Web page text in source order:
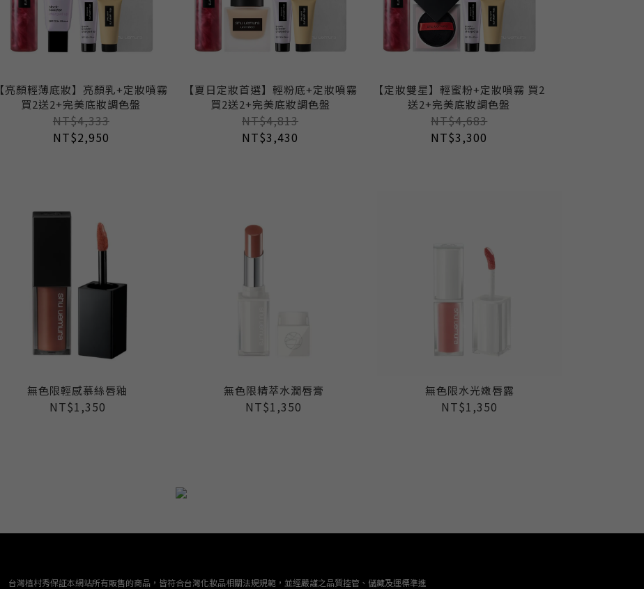
【亮顏輕薄底妝】亮顏乳+定妝噴霧
買2送2+完美底妝調色盤
NT$4,333
NT$2,950
【夏日定妝首選】輕粉底+定妝噴霧
買2送2+完美底妝調色盤
NT$4,813
NT$3,430
【定妝雙星】輕蜜粉+定妝噴霧 買2
送2+完美底妝調色盤
NT$4,683
NT$3,300
無色限輕感慕絲唇釉
NT$1,350
無色限精萃水潤唇膏
NT$1,350
無色限水光嫩唇露
NT$1,350
台灣植村秀保証本網站所有販售的商品，皆符合台灣化妝品相關法規規範，並經嚴謹之品質控管、儲藏及運標準進